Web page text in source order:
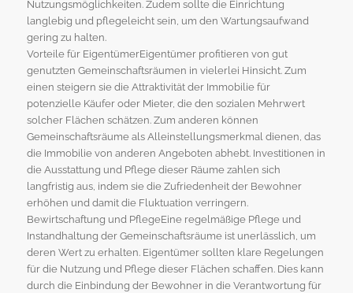
Nutzungsmöglichkeiten. Zudem sollte die Einrichtung
langlebig und pflegeleicht sein, um den Wartungsaufwand
gering zu halten.
Vorteile für EigentümerEigentümer profitieren von gut
genutzten Gemeinschaftsräumen in vielerlei Hinsicht. Zum
einen steigern sie die Attraktivität der Immobilie für
potenzielle Käufer oder Mieter, die den sozialen Mehrwert
solcher Flächen schätzen. Zum anderen können
Gemeinschaftsräume als Alleinstellungsmerkmal dienen, das
die Immobilie von anderen Angeboten abhebt. Investitionen in
die Ausstattung und Pflege dieser Räume zahlen sich
langfristig aus, indem sie die Zufriedenheit der Bewohner
erhöhen und damit die Fluktuation verringern.
Bewirtschaftung und PflegeEine regelmäßige Pflege und
Instandhaltung der Gemeinschaftsräume ist unerlässlich, um
deren Wert zu erhalten. Eigentümer sollten klare Regelungen
für die Nutzung und Pflege dieser Flächen schaffen. Dies kann
durch die Einbindung der Bewohner in die Verantwortung für